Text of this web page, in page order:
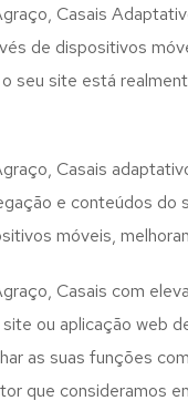
Casais
de dispositivos
seu site está
Casais
e conteúdos do
móveis,
Casais com
ou aplicação web
as suas funções
que consideramos